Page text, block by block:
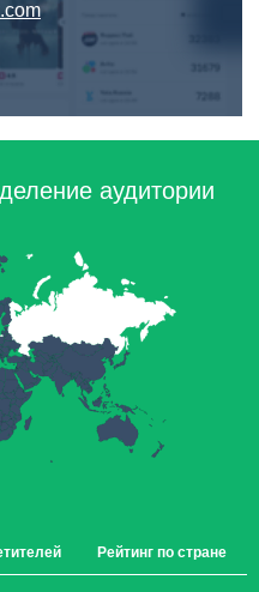
аудитории
Рейтинг по стране